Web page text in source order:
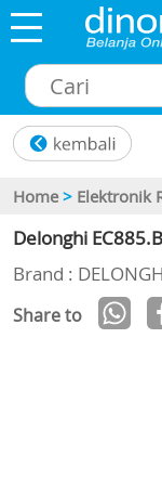
Home > Elektronik
Delonghi
Brand :
Share to